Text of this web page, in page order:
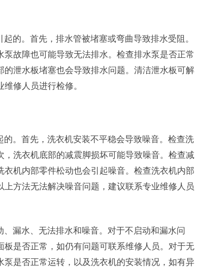
的。首先，排水管被堵塞或弯曲导致排水受阻。
故障也可能导致无法排水。检查排水泵是否正常
泄水板堵塞也会导致排水问题。清洁泄水板可解
修人员进行检修。
。首先，洗衣机安装不平稳会导致噪音。检查洗
洗衣机底部的减震脚损坏可能导致噪音。检查减
机内部零件松动也会引起噪音。检查洗衣机内部
方法无法解决噪音问题，建议联系专业维修人员
漏水、无法排水和噪音。对于不启动和漏水问
是否正常，如仍有问题可联系维修人员。对于无
是否正常运转，以及洗衣机的安装情况，如有异